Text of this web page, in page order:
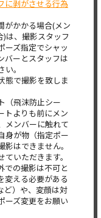
に剥がさせる行為
がかかる場合(メン
は、撮影スタッフ
ーズ指定でシャッ
バーとスタッフは
。
態で撮影を致しま
（飛沫防止シー
トよりも前にメン
メンバーに触れて
身が物（指定ポー
はできません。
いただきます。
での撮影は不可と
変える必要がある
ど）や、変顔は対
ーズ変更をお願い